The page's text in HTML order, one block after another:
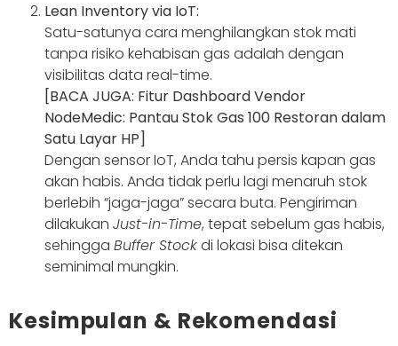
Lean Inventory via IoT:
Satu-satunya cara menghilangkan stok mati
tanpa risiko kehabisan gas adalah dengan
visibilitas data real-time.
[BACA JUGA: Fitur Dashboard Vendor
NodeMedic: Pantau Stok Gas 100 Restoran dalam
Satu Layar HP]
Dengan sensor IoT, Anda tahu persis kapan gas
akan habis. Anda tidak perlu lagi menaruh stok
berlebih “jaga-jaga” secara buta. Pengiriman
dilakukan Just-in-Time, tepat sebelum gas habis,
sehingga Buffer Stockdi lokasi bisa ditekan
seminimal mungkin.
Kesimpulan & Rekomendasi